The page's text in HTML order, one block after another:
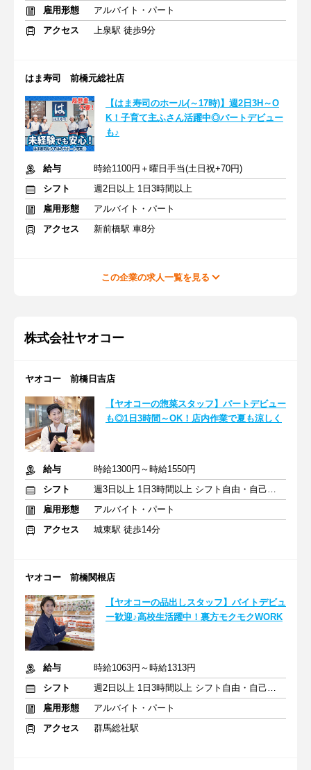
雇用形態
アルバイト・パート
アクセス
上泉駅 徒歩9分
はま寿司 前橋元総社店
【はま寿司のホール(～17時)】週2日3H～O
K！子育て主ふさん活躍中◎パートデビュー
も♪
給与
時給1100円＋曜日手当(土日祝+70円)
シフト
週2日以上 1日3時間以上
雇用形態
アルバイト・パート
アクセス
新前橋駅 車8分
この企業の求人一覧を見る
株式会社ヤオコー
ヤオコー 前橋日吉店
【ヤオコーの惣菜スタッフ】パートデビュー
も◎1日3時間～OK！店内作業で夏も涼しく
給与
時給1300円～時給1550円
シフト
週3日以上 1日3時間以上 シフト自由・自己申告
雇用形態
アルバイト・パート
アクセス
城東駅 徒歩14分
ヤオコー 前橋関根店
【ヤオコーの品出しスタッフ】バイトデビュ
ー歓迎♪高校生活躍中！裏方モクモクWORK
給与
時給1063円～時給1313円
シフト
週2日以上 1日3時間以上 シフト自由・自己申告
雇用形態
アルバイト・パート
アクセス
群馬総社駅